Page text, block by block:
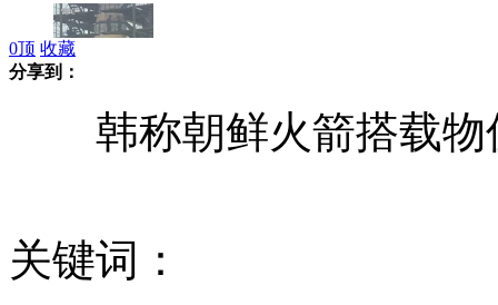
0顶 收藏
分享到：
韩称朝鲜火箭搭载物
关键词：